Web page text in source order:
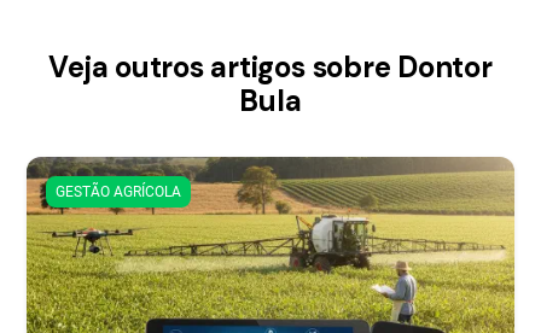
Veja outros artigos sobre Dontor
Bula
GESTÃO AGRÍCOLA